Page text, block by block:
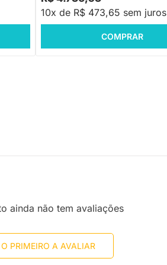
10x de R$ 473,65 sem juros
COMPRAR
ainda não tem avaliações
PRIMEIRO A AVALIAR